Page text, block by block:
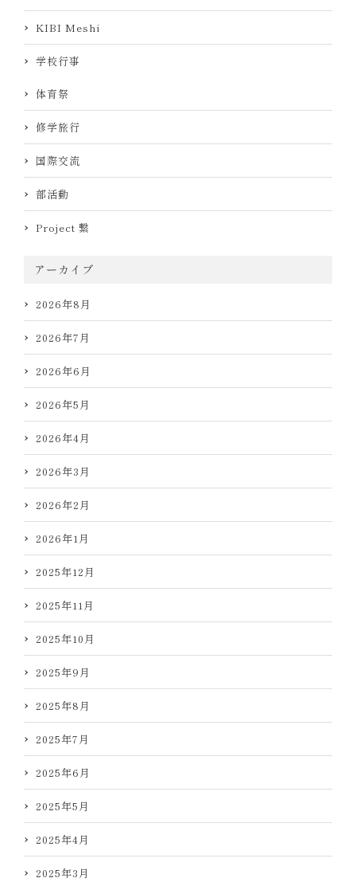
KIBI Meshi
学校行事
体育祭
修学旅行
国際交流
部活動
Project 繋
アーカイブ
2026年8月
2026年7月
2026年6月
2026年5月
2026年4月
2026年3月
2026年2月
2026年1月
2025年12月
2025年11月
2025年10月
2025年9月
2025年8月
2025年7月
2025年6月
2025年5月
2025年4月
2025年3月